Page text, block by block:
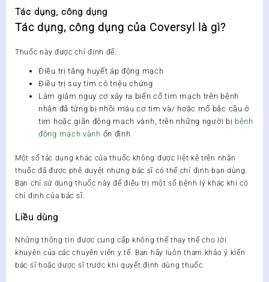
Tác dụng, công dụng
Tác dụng, công dụng của Coversyl là gì?
Thuốc này được chỉ định để:
Điều trị tăng huyết áp động mạch
Điều trị suy tim có triệu chứng
Làm giảm nguy cơ xảy ra biến cố tim mạch trên bệnh
nhân đã từng bị nhồi máu cơ tim và/ hoặc mổ bắc cầu ở
tim hoặc giãn động mạch vành, trên những người bị bệnh
động mạch vành ổn định
Một số tác dụng khác của thuốc không được liệt kê trên nhãn
thuốc đã được phê duyệt nhưng bác sĩ có thể chỉ định bạn dùng.
Bạn chỉ sử dụng thuốc này để điều trị một số bệnh lý khác khi có
chỉ định của bác sĩ.
Liều dùng
Những thông tin được cung cấp không thể thay thế cho lời
khuyên của các chuyên viên y tế. Bạn hãy luôn tham khảo ý kiến
bác sĩ hoặc dược sĩ trước khi quyết định dùng thuốc.